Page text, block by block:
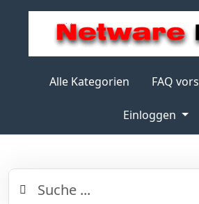
Alle Kategorien FAQ
Einloggen